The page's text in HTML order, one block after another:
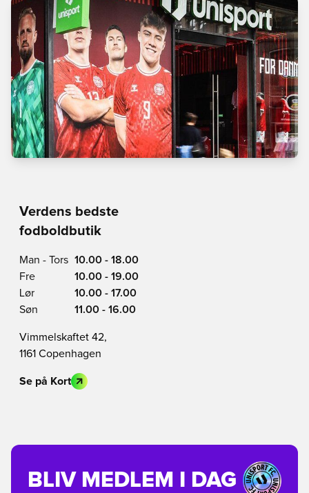
Verdens bedste
fodboldbutik
Man - Tors 10.00 - 18.00
Fre
10.00 - 19.00
Lør
10.00 - 17.00
Søn
11.00 - 16.00
Vimmelskaftet 42,
1161 Copenhagen
Se på Kort
BLIV MEDLEM I DAG